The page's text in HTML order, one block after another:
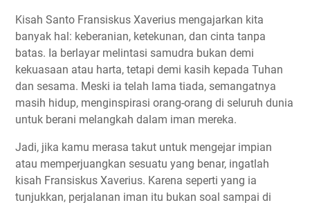
Kisah Santo Fransiskus Xaverius mengajarkan kita
banyak hal: keberanian, ketekunan, dan cinta tanpa
batas. Ia berlayar melintasi samudra bukan demi
kekuasaan atau harta, tetapi demi kasih kepada Tuhan
dan sesama. Meski ia telah lama tiada, semangatnya
masih hidup, menginspirasi orang-orang di seluruh dunia
untuk berani melangkah dalam iman mereka.
Jadi, jika kamu merasa takut untuk mengejar impian
atau memperjuangkan sesuatu yang benar, ingatlah
kisah Fransiskus Xaverius. Karena seperti yang ia
tunjukkan, perjalanan iman itu bukan soal sampai di